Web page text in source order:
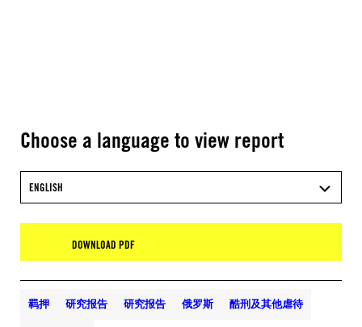
Choose a language to view report
ENGLISH
DOWNLOAD PDF
羁押 研究报告 研究报告 俄罗斯 酷刑及其他虐待